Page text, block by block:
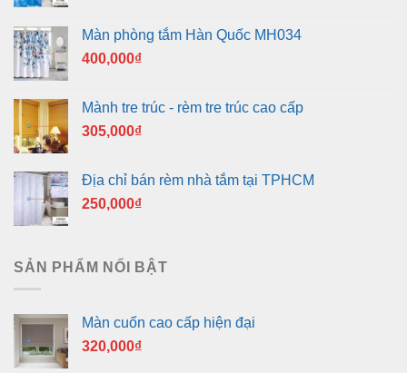
Màn phòng tắm Hàn Quốc MH034
400,000₫
Mành tre trúc - rèm tre trúc cao cấp
305,000₫
Địa chỉ bán rèm nhà tắm tại TPHCM
250,000₫
SẢN PHẨM NỔI BẬT
Màn cuốn cao cấp hiện đại
320,000₫